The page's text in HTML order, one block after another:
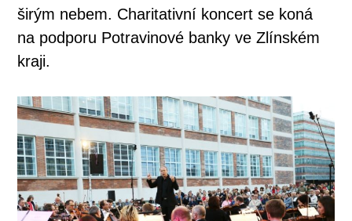
širým nebem. Charitativní koncert se koná
na podporu Potravinové banky ve Zlínském
kraji.